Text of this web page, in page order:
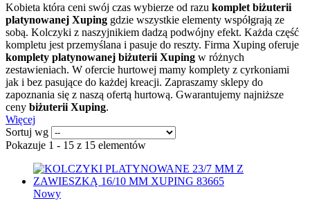
Kobieta która ceni swój czas wybierze od razu komplet biżuterii
platynowanej Xuping gdzie wszystkie elementy współgrają ze
sobą. Kolczyki z naszyjnikiem dadzą podwójny efekt. Każda część
kompletu jest przemyślana i pasuje do reszty. Firma Xuping oferuje
komplety platynowanej biżuterii Xuping w różnych
zestawieniach. W ofercie hurtowej mamy komplety z cyrkoniami
jak i bez pasujące do każdej kreacji. Zapraszamy sklepy do
zapoznania się z naszą ofertą hurtową. Gwarantujemy najniższe
ceny biżuterii Xuping.
Więcej
Sortuj wg
Pokazuje 1 - 15 z 15 elementów
Nowy